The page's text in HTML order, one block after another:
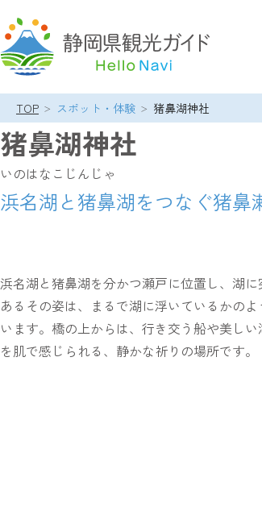
ン
ク
ズ
リ
ス
TOP スポット・体験 猪鼻湖神社
猪鼻湖神社
いのはなこじんじゃ
浜名湖と猪鼻湖をつなぐ猪鼻
浜名湖と猪鼻湖を分かつ瀬戸に位置し、湖
あるその姿は、まるで湖に浮いているかの
います。橋の上からは、行き交う船や美し
を肌で感じられる、静かな祈りの場所です。